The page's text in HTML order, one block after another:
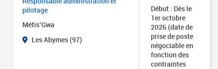
pilotage
Métis’Gwa
Les Abymes (97)
Début : Dès le
1er octobre
2026 (date de
prise de poste
négociable en
fonction des
contraintes